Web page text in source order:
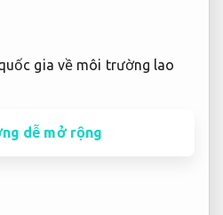
dễ mở rộng